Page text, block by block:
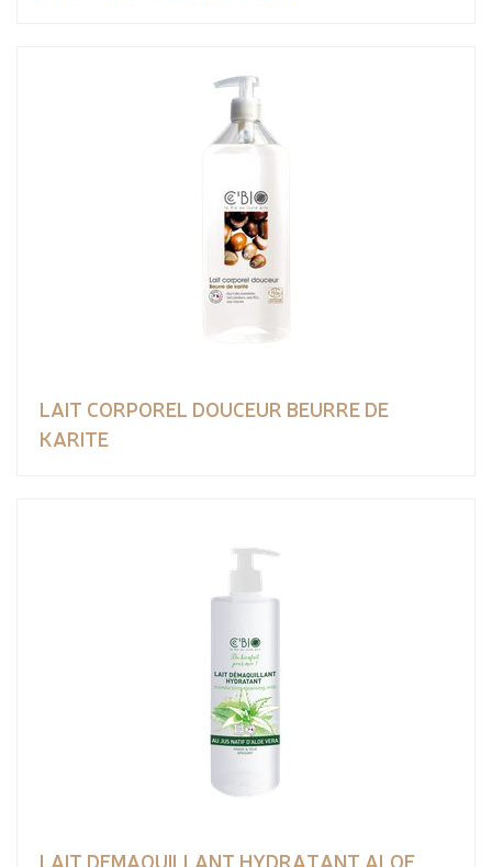
LAIT CORPOREL DOUCEUR BEURRE DE
KARITE
LAIT DEMAQUILLANT HYDRATANT ALOE